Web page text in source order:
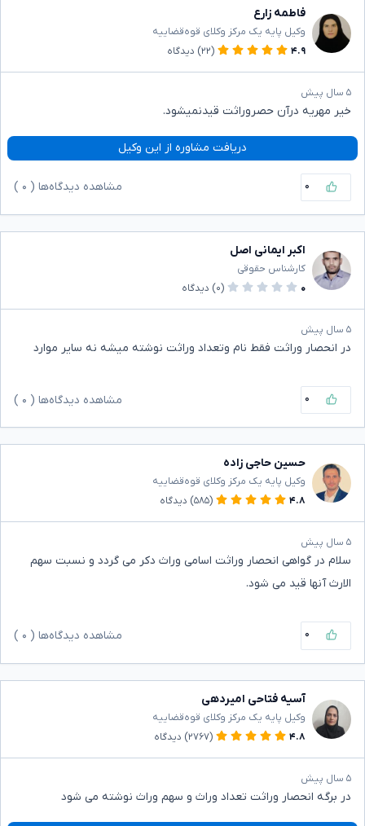
فاطمه زارع
وکیل پایه یک مرکز وکلای قوه‌قضاییه
۴.۹
(۲۲) دیدگاه
۵ سال پیش
خیر مهریه درآن حصروراثت قیدنمیشود.
دریافت مشاوره از این وکیل
۰ مشاهده دیدگاه‌ها ( ۰
اکبر ایمانی اصل
کارشناس حقوقی
۰
(۰) دیدگاه
۵ سال پیش
در انحصار وراثت فقط نام وتعداد وراثت نوشته میشه نه سایر موارد
۰ مشاهده دیدگاه‌ها ( ۰
حسین حاجی زاده
وکیل پایه یک مرکز وکلای قوه‌قضاییه
۴.۸
(۵۸۵) دیدگاه
۵ سال پیش
سلام در گواهی انحصار وراثت اسامی وراث دکر می گردد و نسبت سهم
الارث آنها قید می شود.
۰ مشاهده دیدگاه‌ها ( ۰
آسیه فتاحی امیردهی
وکیل پایه یک مرکز وکلای قوه‌قضاییه
۴.۸
(۲۷۶۷) دیدگاه
۵ سال پیش
در برگه انحصار وراثت تعداد وراث و سهم وراث نوشته می شود